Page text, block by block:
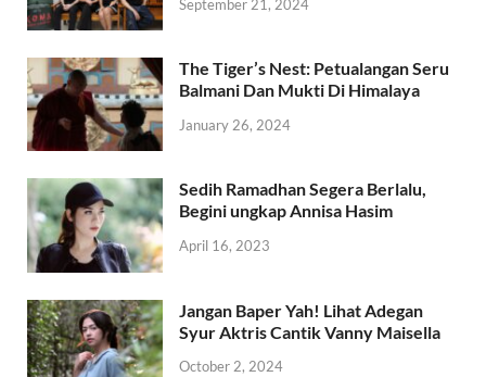
September 21, 2024
The Tiger’s Nest: Petualangan Seru
Balmani Dan Mukti Di Himalaya
January 26, 2024
Sedih Ramadhan Segera Berlalu,
Begini ungkap Annisa Hasim
April 16, 2023
Jangan Baper Yah! Lihat Adegan
Syur Aktris Cantik Vanny Maisella
October 2, 2024